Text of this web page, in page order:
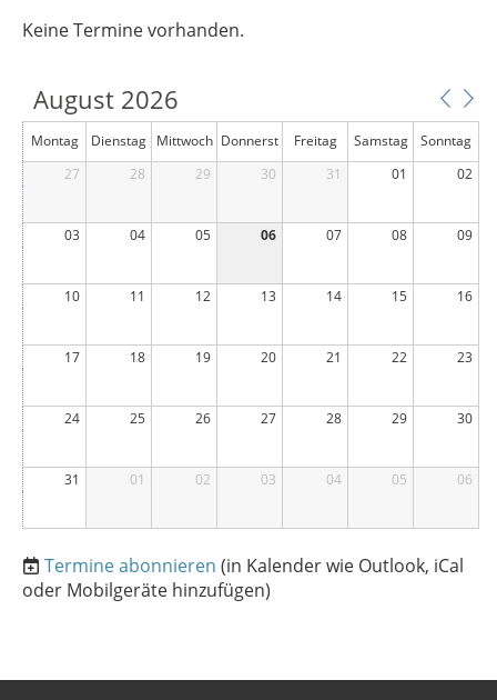
Keine Termine vorhanden.
August 2026
Montag Dienstag Mittwoch Donnerst
Freitag Samstag
Sonntag
27
28 29 30 31 01 02
03 04 05 06 07 08 09
10 11 12 13 14 15 16
17 18 19 20 21 22 23
24 25 26 27 28 29 30
31 01 02 03 04 05 06
Termine abonnieren (in Kalender wie Outlook, iCal
oder Mobilgeräte hinzufügen)